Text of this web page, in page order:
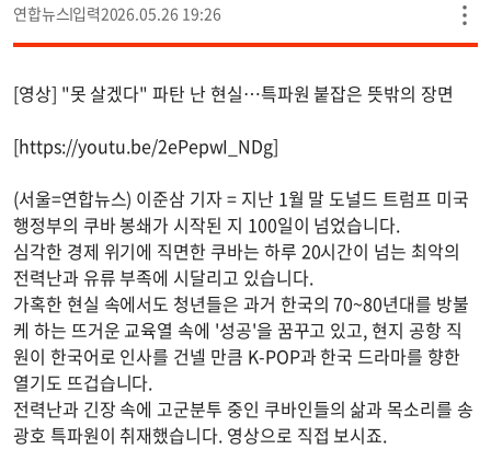
연합뉴스 2026.05.26 19:26
[영상] "못 살겠다" 파탄 난 현실…특파원 붙잡은 뜻밖의 장면
[https://youtu.be/2ePepwI_NDg]
(서울=연합뉴스) 이준삼 기자 = 지난 1월 말 도널드 트럼프 미국
행정부의 쿠바 봉쇄가 시작된 지 100일이 넘었습니다.
심각한 경제 위기에 직면한 쿠바는 하루 20시간이 넘는 최악의
전력난과 유류 부족에 시달리고 있습니다.
가혹한 현실 속에서도 청년들은 과거 한국의 70~80년대를 방불
케 하는 뜨거운 교육열 속에 '성공'을 꿈꾸고 있고, 현지 공항 직
원이 한국어로 인사를 건넬 만큼 K-POP과 한국 드라마를 향한
열기도 뜨겁습니다.
전력난과 긴장 속에 고군분투 중인 쿠바인들의 삶과 목소리를 송
광호 특파원이 취재했습니다. 영상으로 직접 보시죠.